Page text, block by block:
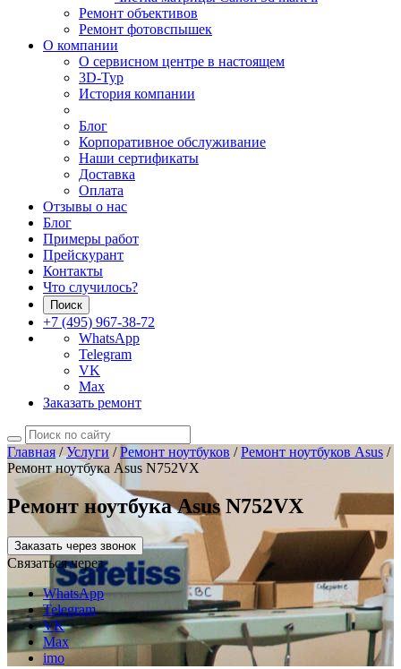
Ремонт объективов
Ремонт фотовспышек
О компании
О сервисном центре в настоящем
3D-Тур
История компании
Блог
Корпоративное обслуживание
Наши сертификаты
Доставка
Оплата
Отзывы о нас
Блог
Примеры работ
Прейскурант
Контакты
Что случилось?
Поиск
+7 (495) 967-38-72
WhatsApp
Telegram
VK
Max
Заказать ремонт
Главная/Услуги /Ремонт ноутбуков /Ремонт ноутбуков Asus /
Ремонт ноутбука Asus N752VX
Ремонт ноутбука Asus N752VX
Заказать через звонок
Связаться через
WhatsApp
Telegram
VK
Max
imo